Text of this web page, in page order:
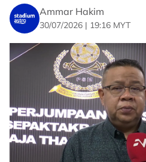
Kekalahan itu menyaksikan
pentas final lebur, manakala
memburu gelaran juara.
No node context available.
Related Topics
#Sepak Takraw #Piala Raja Thai
Ammar Hakim
30/07/2026 | 19:16 MYT